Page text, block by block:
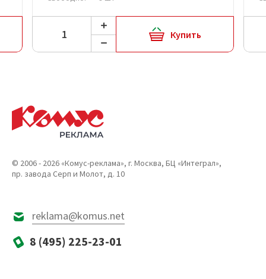
Купить
© 2006 - 2026 «Комус-реклама», г. Москва, БЦ «Интеграл»,
пр. завода Серп и Молот, д. 10
reklama@komus.net
8 (495) 225-23-01